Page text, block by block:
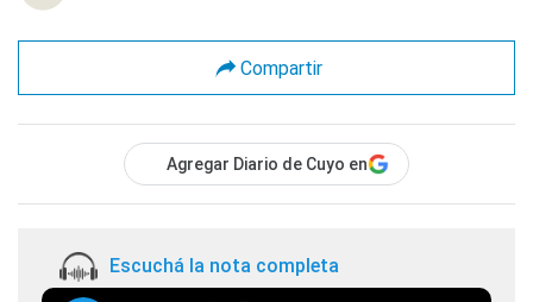
Compartir
Agregar Diario de Cuyo en
Escuchá la nota completa